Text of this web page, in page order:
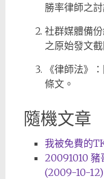
勝率律師之討
社群媒體備
之原始發文截
《律師法》
條文。
隨機文章
我被免費的
20091010 豬
(2009-10-12)